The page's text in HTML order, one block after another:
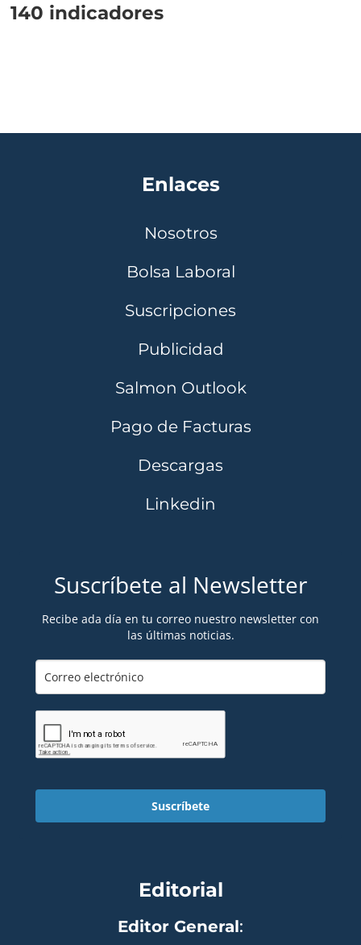
140 indicadores
Enlaces
Nosotros
Bolsa Laboral
Suscripciones
Publicidad
Salmon Outlook
Pago de Facturas
Descargas
Linkedin
Suscríbete al Newsletter
Recibe ada día en tu correo nuestro newsletter con
las últimas noticias.
Suscríbete
Editorial
Editor General: